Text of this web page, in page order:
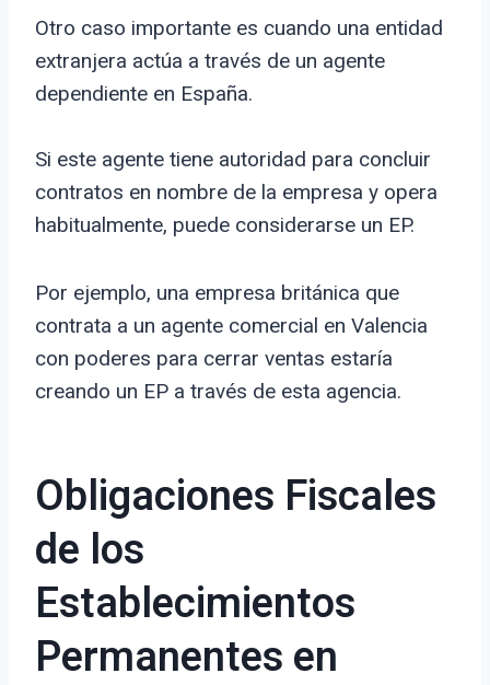
Otro caso importante es cuando una entidad
extranjera actúa a través de un agente
dependiente en España.
Si este agente tiene autoridad para concluir
contratos en nombre de la empresa y opera
habitualmente, puede considerarse un EP.
Por ejemplo, una empresa británica que
contrata a un agente comercial en Valencia
con poderes para cerrar ventas estaría
creando un EP a través de esta agencia.
Obligaciones Fiscales
de los
Establecimientos
Permanentes en